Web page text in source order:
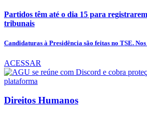
Partidos têm até o dia 15 para
tribunais
Candidaturas à Presidência são feitas no TSE.
ACESSAR
Direitos Humanos